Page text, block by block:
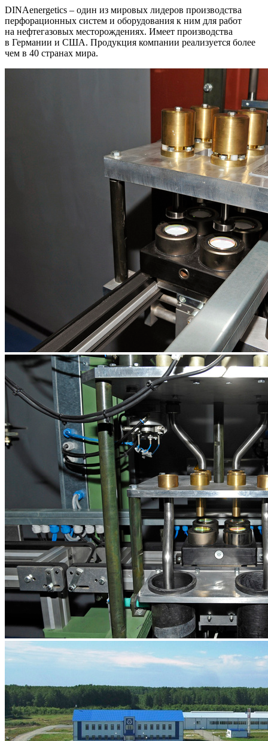
DINAenergetics – один из мировых лидеров производства
перфорационных систем и оборудования к ним для работ
на нефтегазовых месторождениях. Имеет производства
в Германии и США. Продукция компании реализуется более
чем в 40 странах мира.